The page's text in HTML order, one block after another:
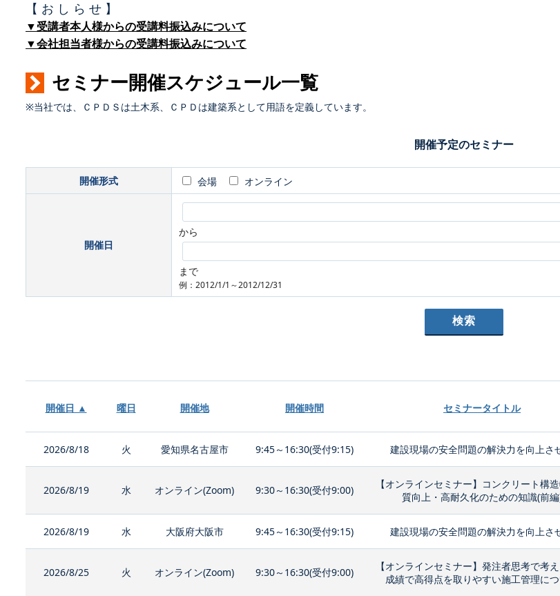
【 お し ら せ 】
▼受講者本人様からの受講料振込みについて
▼会社担当者様からの受講料振込みについて
セミナー開催スケジュール一覧
※当社では、ＣＰＤＳは土木系、ＣＰＤは建築系として用語を定義しています。
開催予定のセミナー
開催形式 会場 オンライン
開催日
から
まで
例：2012/1/1～2012/12/31
開催日 ▲ 曜日 開催地 開催時間 セミナータイトル
2026/8/18 火 愛知県名古屋市 9:45～16:30(受付9:15) 建設現場の安全問題の解決力を向上さ
2026/8/19 水 オンライン(Zoom) 9:30～16:30(受付9:00)
【オンラインセミナー】コンクリート構
質向上・高耐久化のための知識(前
2026/8/19 水 大阪府大阪市 9:45～16:30(受付9:15) 建設現場の安全問題の解決力を向上さ
2026/8/25 火 オンライン(Zoom) 9:30～16:30(受付9:00)
【オンラインセミナー】発注者思考で考
成績で高得点を取りやすい施工管理に